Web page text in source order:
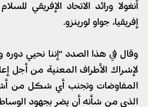
أنغولا ورائد الاتحاد الإفريقي
إفريقيا، جواو لورينزو.
وقال في هذا الصدد “إننا نحيي دوره
لإشراك الأطراف المعنية من أجل
المفاوضات وتجنب أي شكل من
الذي من شأنه أن يضر بجهود